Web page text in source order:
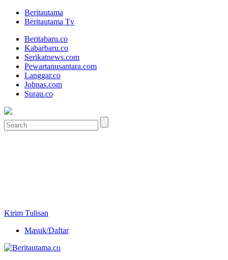
Beritautama
Beritautama Tv
Beritabaru.co
Kabarbaru.co
Serikatnews.com
Pewartanusantara.com
Langgar.co
Jobnas.com
Surau.co
Kirim Tulisan
Masuk/Daftar